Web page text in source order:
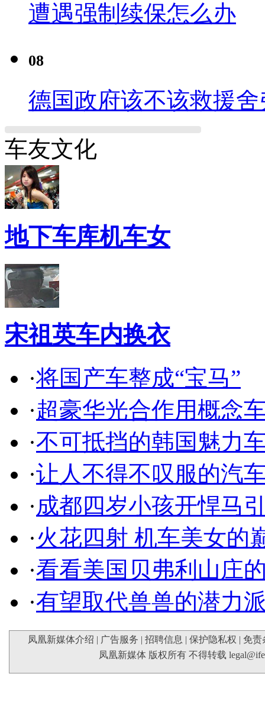
遭遇强制续保怎么办
08
德国政府该不该救援舍
车友文化
地下车库机车女
宋祖英车内换衣
·将国产车整成“宝马”
·超豪华光合作用概念
·不可抵挡的韩国魅力
·让人不得不叹服的汽
·成都四岁小孩开悍马
·火花四射 机车美女的
·看看美国贝弗利山庄
·有望取代兽兽的潜力
凤凰新媒体介绍 | 广告服务 | 招聘信息 | 保护隐私权 | 免责
凤凰新媒体 版权所有 不得转载